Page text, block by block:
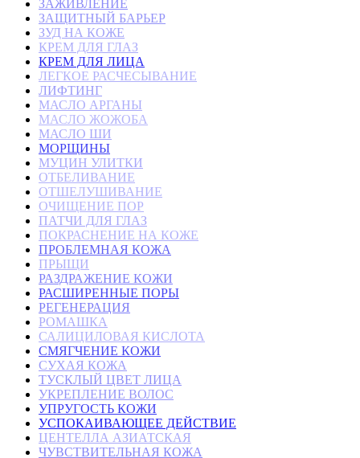
ЗАЖИВЛЕНИЕ
ЗАЩИТНЫЙ БАРЬЕР
ЗУД НА КОЖЕ
КРЕМ ДЛЯ ГЛАЗ
КРЕМ ДЛЯ ЛИЦА
ЛЕГКОЕ РАСЧЕСЫВАНИЕ
ЛИФТИНГ
МАСЛО АРГАНЫ
МАСЛО ЖОЖОБА
МАСЛО ШИ
МОРЩИНЫ
МУЦИН УЛИТКИ
ОТБЕЛИВАНИЕ
ОТШЕЛУШИВАНИЕ
ОЧИЩЕНИЕ ПОР
ПАТЧИ ДЛЯ ГЛАЗ
ПОКРАСНЕНИЕ НА КОЖЕ
ПРОБЛЕМНАЯ КОЖА
ПРЫЩИ
РАЗДРАЖЕНИЕ КОЖИ
РАСШИРЕННЫЕ ПОРЫ
РЕГЕНЕРАЦИЯ
РОМАШКА
САЛИЦИЛОВАЯ КИСЛОТА
СМЯГЧЕНИЕ КОЖИ
СУХАЯ КОЖА
ТУСКЛЫЙ ЦВЕТ ЛИЦА
УКРЕПЛЕНИЕ ВОЛОС
УПРУГОСТЬ КОЖИ
УСПОКАИВАЮЩЕЕ ДЕЙСТВИЕ
ЦЕНТЕЛЛА АЗИАТСКАЯ
ЧУВСТВИТЕЛЬНАЯ КОЖА